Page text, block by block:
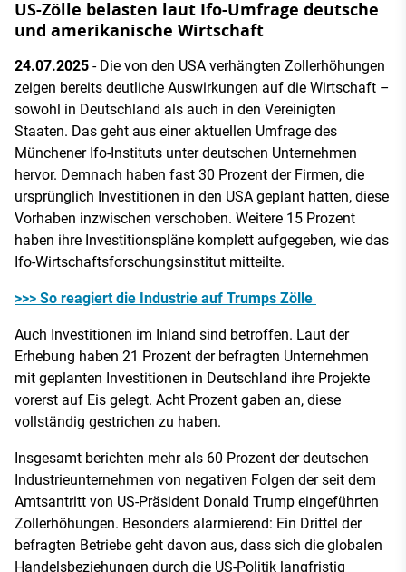
US-Zölle belasten laut Ifo-Umfrage deutsche
und amerikanische Wirtschaft
24.07.2025 - Die von den USA verhängten Zollerhöhungen
zeigen bereits deutliche Auswirkungen auf die Wirtschaft –
sowohl in Deutschland als auch in den Vereinigten
Staaten. Das geht aus einer aktuellen Umfrage des
Münchener Ifo-Instituts unter deutschen Unternehmen
hervor. Demnach haben fast 30 Prozent der Firmen, die
ursprünglich Investitionen in den USA geplant hatten, diese
Vorhaben inzwischen verschoben. Weitere 15 Prozent
haben ihre Investitionspläne komplett aufgegeben, wie das
Ifo-Wirtschaftsforschungsinstitut mitteilte.
>>> So reagiert die Industrie auf Trumps Zölle
Auch Investitionen im Inland sind betroffen. Laut der
Erhebung haben 21 Prozent der befragten Unternehmen
mit geplanten Investitionen in Deutschland ihre Projekte
vorerst auf Eis gelegt. Acht Prozent gaben an, diese
vollständig gestrichen zu haben.
Insgesamt berichten mehr als 60 Prozent der deutschen
Industrieunternehmen von negativen Folgen der seit dem
Amtsantritt von US-Präsident Donald Trump eingeführten
Zollerhöhungen. Besonders alarmierend: Ein Drittel der
befragten Betriebe geht davon aus, dass sich die globalen
Handelsbeziehungen durch die US-Politik langfristig